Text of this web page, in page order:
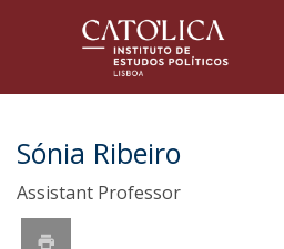
Sónia Ribeiro
Assistant Professor